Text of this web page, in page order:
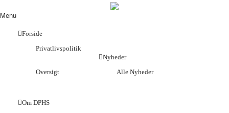
Menu
Forside
Privatlivspolitik
Oversigt
Nyheder
Alle Nyheder
Om DPHS